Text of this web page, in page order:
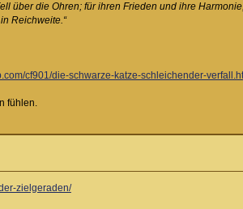
über die Ohren; für ihren Frieden und ihre
Reichweite.“
cf901/die-schwarze-katze-schleichender-
fühlen.
zielgeraden/